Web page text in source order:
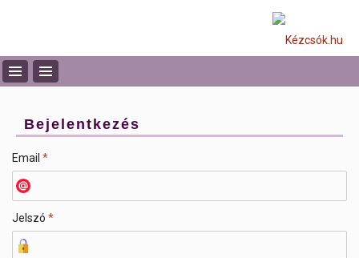
Bejelentkezés
Email *
Jelszó *